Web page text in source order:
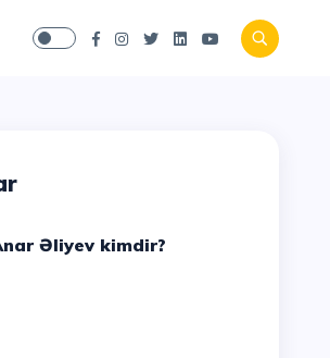
Anar Əliyev kimdir?